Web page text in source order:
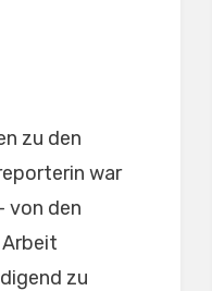
zu den
war
von den
Arbeit
zu